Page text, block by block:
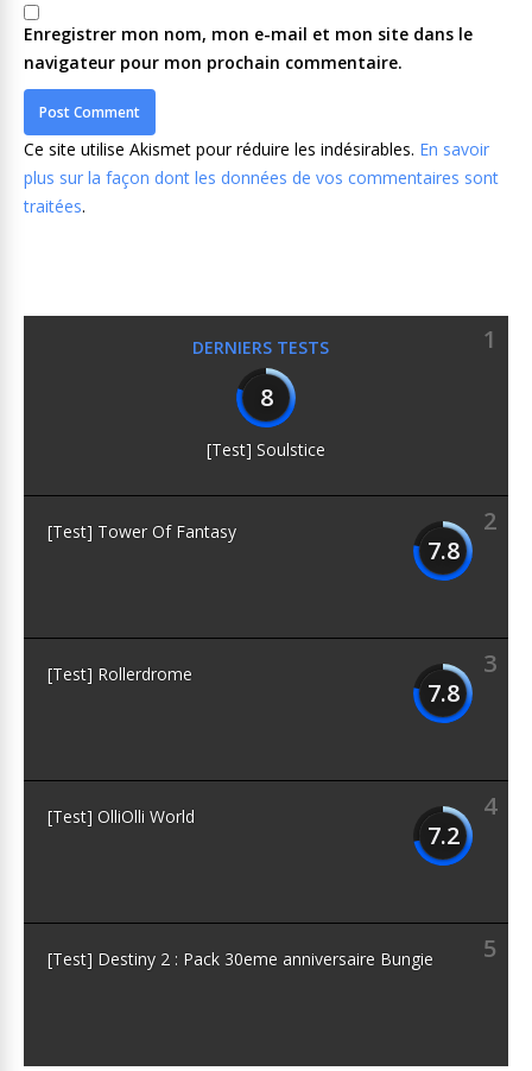
Enregistrer mon nom, mon e-mail et mon site dans le
navigateur pour mon prochain commentaire.
Ce site utilise Akismet pour réduire les indésirables. En savoir
plus sur la façon dont les données de vos commentaires sont
traitées.
DERNIERS TESTS
1
8
[Test] Soulstice
2
7.8
[Test] Tower Of Fantasy
3
7.8
[Test] Rollerdrome
4
7.2
[Test] OlliOlli World
5
[Test] Destiny 2 : Pack 30eme anniversaire Bungie